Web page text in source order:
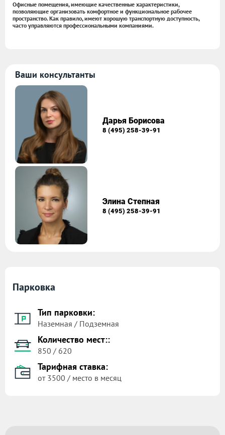
Офисные помещения, имеющие качественные характеристики,
позволяющие организовать комфортное и функциональное рабочее
пространство. Как правило, имеют хорошую транспортную доступность,
часто управляются профессиональными компаниями.
Ваши консультанты
Дарья Борисова
8 (495) 258-39-91
Элина Степная
8 (495) 258-39-91
Парковка
Тип парковки:
Наземная / Подземная
Количество мест::
850 / 620
Тарифная ставка:
от 3500 / место в месяц